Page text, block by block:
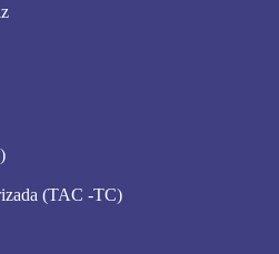
(TAC -TC)